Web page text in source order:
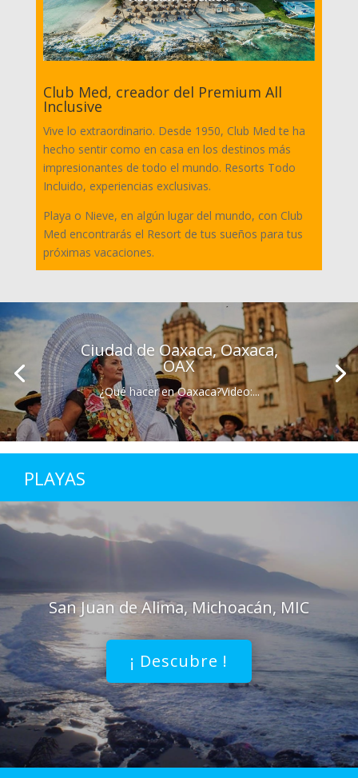
Club Med, creador del Premium All
Inclusive
Vive lo extraordinario. Desde 1950, Club Med te ha
hecho sentir como en casa en los destinos más
impresionantes de todo el mundo. Resorts Todo
Incluido, experiencias exclusivas.
Playa o Nieve, en algún lugar del mundo, con Club
Med encontrarás el Resort de tus sueños para tus
próximas vacaciones.
Ciudad de Oaxaca, Oaxaca,
OAX
¿Qué hacer en Oaxaca?Video:...
PLAYAS
San Juan de Alima, Michoacán, MIC
¡ Descubre !